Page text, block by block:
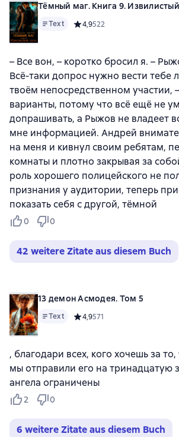
Тёмный маг. Книга 9.
Text Средний рейтинг 4,9 на
4,9522
– Все вон, – коротко бросил я. –
Всё-таки допрос нужно вести тебе
твоём непосредственном участии,
варианты, потому что всё ещё не
допрашивать, а Рыжов не владеет
мне информацией. Андрей
на меня и кивнул своим ребятам,
комнаты и плотно закрывая за
роль хорошего полицейского не
признания у аудитории, теперь
показать себя с другой, тёмной
0 0
42 weitere Zitate aus diesem Buch
13 демон Асмодея. Том 5
Text Средний рейтинг 4,9 на
4,9571
, благодари всех, кого хочешь за то,
мы отправили его на тринадцатую
ангела ограничены
2 0
6 weitere Zitate aus diesem Buch